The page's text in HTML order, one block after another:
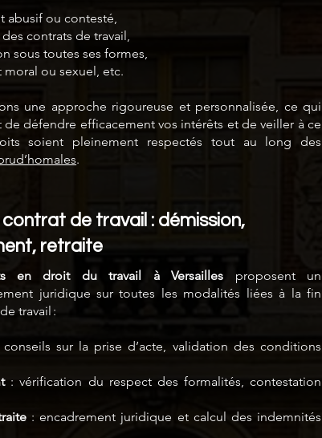
abusif ou contesté,
contrats de travail,
sous toutes ses formes,
moral ou sexuel, etc.
une approche rigoureuse et personnalisée, ce qui
de défendre efficacement vos intérêts et de veiller à ce
soient pleinement respectés tout au long des
.
contrat de travail : démission,
retraite
en droit du travail à Versailles proposent un
juridique sur toutes les modalités liées à la fin
travail :
conseils sur la prise d’acte, validation des conditions
: vérification du respect des formalités, contestation
: encadrement juridique et calcul des indemnités